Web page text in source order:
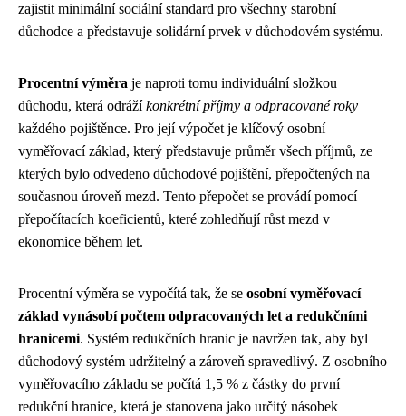
zajistit minimální sociální standard pro všechny starobní
důchodce a představuje solidární prvek v důchodovém systému.
Procentní výměra je naproti tomu individuální složkou
důchodu, která odráží konkrétní příjmy a odpracované roky
každého pojištěnce. Pro její výpočet je klíčový osobní
vyměřovací základ, který představuje průměr všech příjmů, ze
kterých bylo odvedeno důchodové pojištění, přepočtených na
současnou úroveň mezd. Tento přepočet se provádí pomocí
přepočítacích koeficientů, které zohledňují růst mezd v
ekonomice během let.
Procentní výměra se vypočítá tak, že se osobní vyměřovací
základ vynásobí počtem odpracovaných let a redukčními
hranicemi. Systém redukčních hranic je navržen tak, aby byl
důchodový systém udržitelný a zároveň spravedlivý. Z osobního
vyměřovacího základu se počítá 1,5 % z částky do první
redukční hranice, která je stanovena jako určitý násobek